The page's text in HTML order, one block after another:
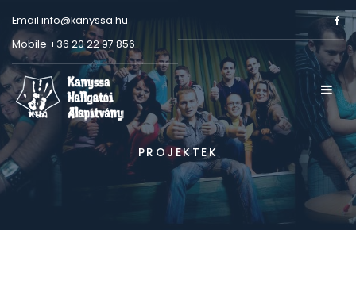
Email info@kanyssa.hu
Mobile +36 20 22 97 856
PROJEKTEK